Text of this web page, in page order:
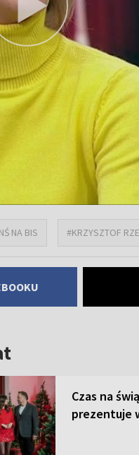
NA BIS #KRZYSZTOF
Czas na
prezentuje